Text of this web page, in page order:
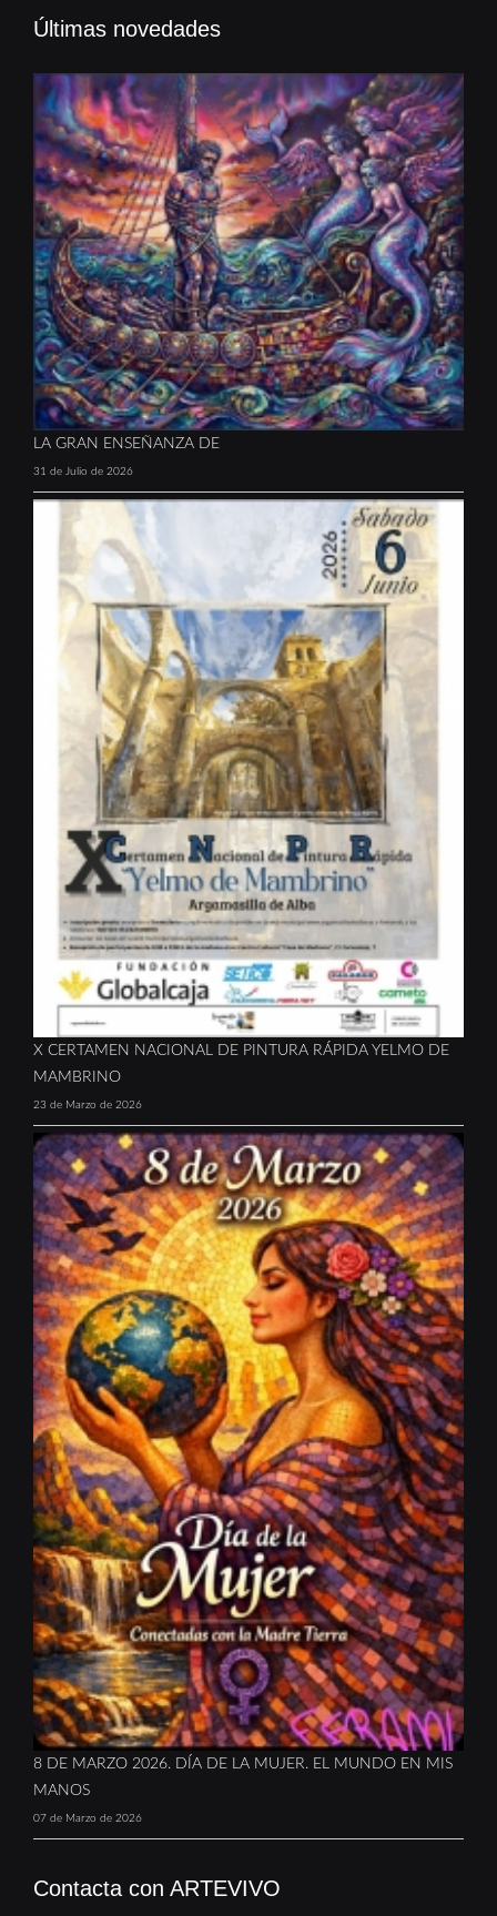
Últimas novedades
LA GRAN ENSEÑANZA DE
31 de Julio de 2026
X CERTAMEN NACIONAL DE PINTURA RÁPIDA YELMO DE
MAMBRINO
23 de Marzo de 2026
8 DE MARZO 2026. DÍA DE LA MUJER. EL MUNDO EN MIS
MANOS
07 de Marzo de 2026
Contacta con ARTEVIVO